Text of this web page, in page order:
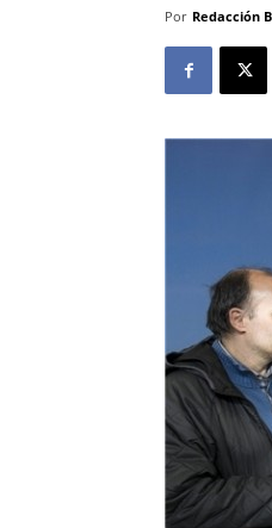
Por Redacción